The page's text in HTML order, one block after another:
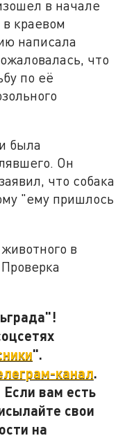
в начале
краевом
написала
что
по её
была
Он
что собака
"ему пришлось
в
".
канал.
вам есть
свои
на